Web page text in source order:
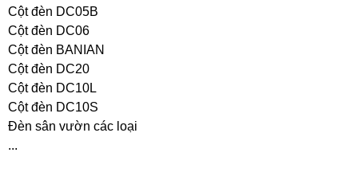
Cột đèn DC05B
Cột đèn DC06
Cột đèn BANIAN
Cột đèn DC20
Cột đèn DC10L
Cột đèn DC10S
Đèn sân vườn các loại
...